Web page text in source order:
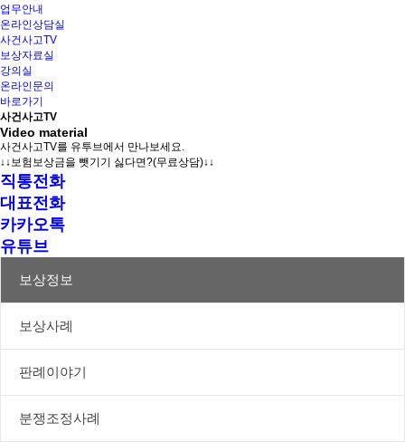
업무안내
온라인상담실
사건사고TV
보상자료실
강의실
온라인문의
바로가기
사건사고TV
Video material
사건사고TV를 유투브에서 만나보세요.
↓↓보험보상금을 뺏기기 싫다면?(무료상담)↓↓
직통전화
대표전화
카카오톡
유튜브
보상정보
보상사례
판례이야기
분쟁조정사례